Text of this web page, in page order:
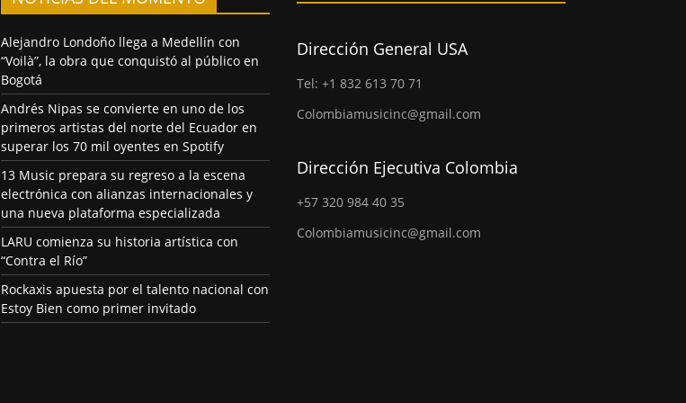
Alejandro Londoño llega a Medellín con
“Voilà”, la obra que conquistó al público en
Bogotá
Andrés Nipas se convierte en uno de los
primeros artistas del norte del Ecuador en
superar los 70 mil oyentes en Spotify
13 Music prepara su regreso a la escena
electrónica con alianzas internacionales y
una nueva plataforma especializada
LARU comienza su historia artística con
“Contra el Río”
Rockaxis apuesta por el talento nacional con
Estoy Bien como primer invitado
Dirección General USA
Tel: +1 832 613 70 71
Colombiamusicinc@gmail.com
Dirección Ejecutiva Colombia
+57 320 984 40 35
Colombiamusicinc@gmail.com